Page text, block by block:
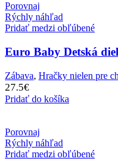
Porovnaj
Rýchly náhľad
Pridať medzi obľúbené
Euro Baby Detská
Zábava, Hračky nielen pre
27.5€
Pridať do košíka
Porovnaj
Rýchly náhľad
Pridať medzi obľúbené